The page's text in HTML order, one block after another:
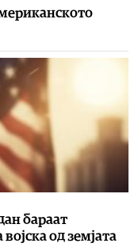
бараат
од земјата